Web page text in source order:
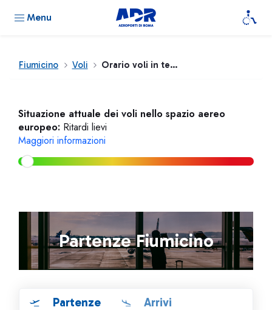
Menu
Fiumicino Voli Orario voli in tempo reale
Situazione attuale dei voli nello spazio aereo
europeo: Ritardi lievi
Maggiori informazioni
Partenze Fiumicino
Partenze Arrivi